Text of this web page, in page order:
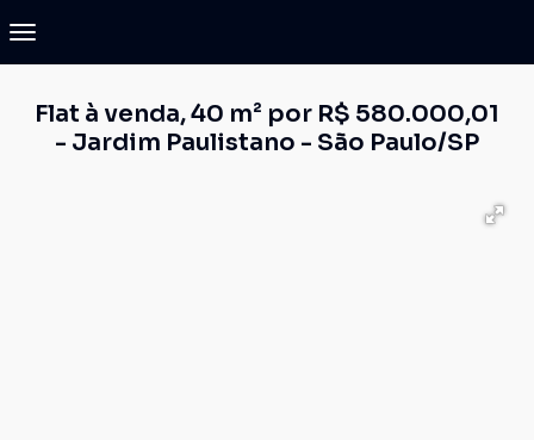
Flat à venda, 40 m² por R$ 580.000,01
- Jardim Paulistano - São Paulo/SP